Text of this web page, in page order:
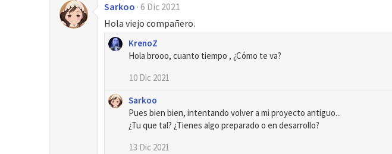
Sarkoo 6 Dic 2021
Hola viejo compañero.
KrenoZ
Hola brooo, cuanto tiempo , ¿Cómo te va?
10 Dic 2021
Sarkoo
Pues bien bien, intentando volver a mi proyecto antiguo...
¿Tu que tal? ¿Tienes algo preparado o en desarrollo?
13 Dic 2021